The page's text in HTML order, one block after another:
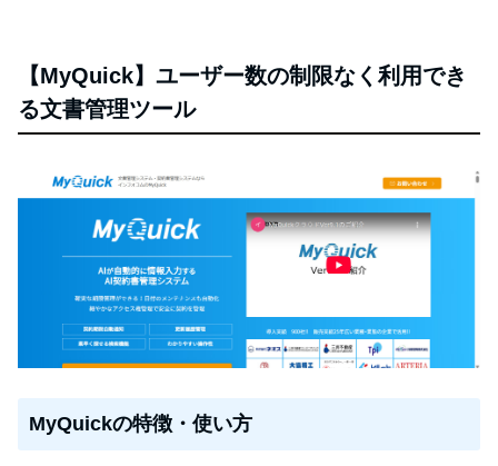
【MyQuick】ユーザー数の制限なく利用でき
る文書管理ツール
MyQuickの特徴・使い方